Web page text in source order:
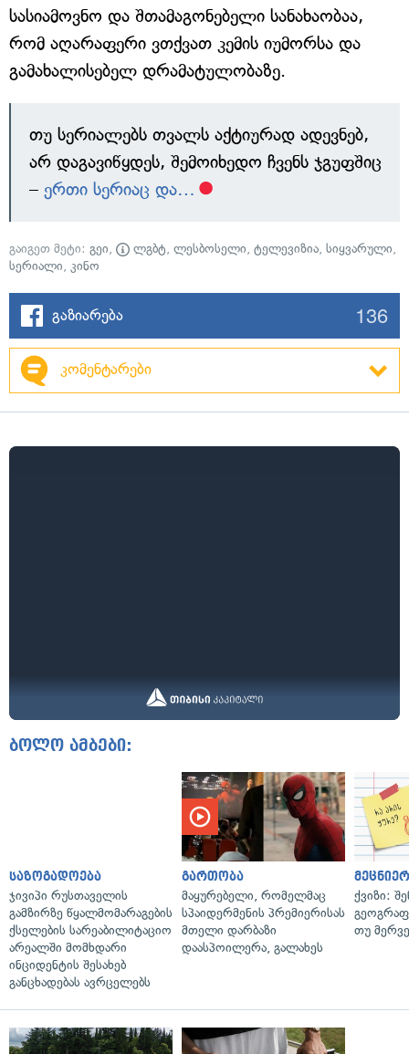
სასიამოვნო და შთამაგონებელი სანახაობაა,
რომ აღარაფერი ვთქვათ კემის იუმორსა და
გამახალისებელ დრამატულობაზე.
თუ სერიალებს თვალს აქტიურად ადევნებ,
არ დაგავიწყდეს, შემოიხედო ჩვენს ჯგუფშიც
– ერთი სერიაც და…
გაიგეთ მეტი: გეი, ლგბტ, ლესბოსელი, ტელევიზია, სიყვარული,
სერიალი, კინო
გაზიარება 136
კომენტარები
ბოლო ამბები:
საზოგადოება
ჯივიპი რუსთაველის
გამზირზე წყალმომარაგების
ქსელების სარეაბილიტაციო
არეალში მომხდარი
ინციდენტის შესახებ
განცხადებას ავრცელებს
გართობა
მაყურებელი, რომელმაც
სპაიდერმენის პრემიერისას
მთელი დარბაზი
დაასპოილერა, გალახეს
ქვიზი:
თუ